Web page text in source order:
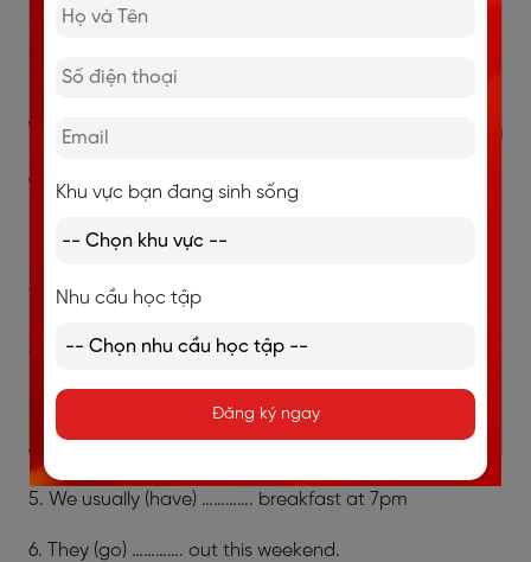
Đăng ký nhận tài liệu tiếng Anh
III. Bài tập thì tương lai gần
1. Các bài tập thì tương lai gần cơ bản
1.1 Bài tập
Bài 1:Chia động từ thích hợp vào câu
1. She (fly) …………. by plane tomorrow.
2. Hi, what time ( the train/pull out) …………. this morning?
3. ( you/travel) …………. to Hanoi tomorrow?
4. I (go) …………. to the cinema tonight.
5. We usually (have) …………. breakfast at 7pm
6. They (go) …………. out this weekend.
Khu vực bạn đang sinh sống
Nhu cầu học tập
Đăng ký ngay